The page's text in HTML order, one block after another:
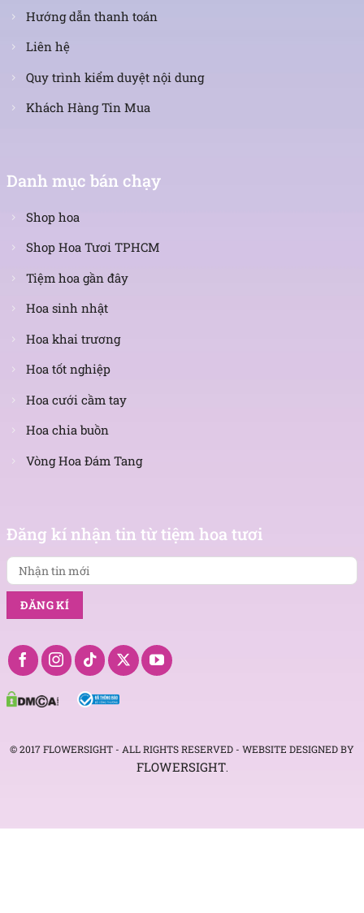
Hướng dẫn thanh toán
Liên hệ
Quy trình kiểm duyệt nội dung
Khách Hàng Tin Mua
Danh mục bán chạy
Shop hoa
Shop Hoa Tươi TPHCM
Tiệm hoa gần đây
Hoa sinh nhật
Hoa khai trương
Hoa tốt nghiệp
Hoa cưới cầm tay
Hoa chia buồn
Vòng Hoa Đám Tang
Đăng kí nhận tin từ tiệm hoa tươi
tin
mới
© 2017 FLOWERSIGHT - ALL RIGHTS RESERVED - WEBSITE DESIGNED BY
FLOWERSIGHT.